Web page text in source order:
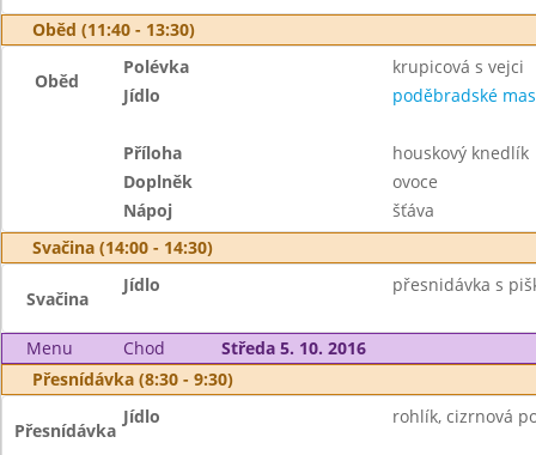
Oběd (11:40 - 13:30)
Oběd
Polévka
krupicová s vejci
Jídlo
poděbradské
Příloha
houskový knedlík
Doplněk
ovoce
Nápoj
šťáva
Svačina (14:00 - 14:30)
Svačina
Jídlo přesnidávka s
Menu Chod
Středa 5. 10. 2016
Přesnídávka (8:30 - 9:30)
Přesnídávka
Jídlo rohlík, cizrnová